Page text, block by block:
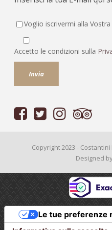
Voglio iscrivermi alla
Accetto le condizioni sulla
Copyright 2023 -
Designed
Le tue preferenze